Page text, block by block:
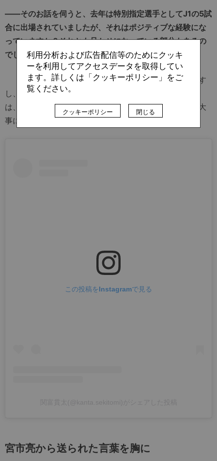
――そのお話を伺うと、去年は特別指定選手としてJ1の5試
合に出場されていましたが、それはポジティブな経験にな
っていますか？それとも足かせになっている部分もあるの
でしょうか？
「どうしても比較されてしまうところはあると思います
し、自分の中でも『去年に比べて……』という1つの基準
は、良い意味でも悪い意味でも持っているので、そこは大
事にしていきたいです」
この投稿をInstagramで見る
宮市亮から送られた言葉を胸に
利用分析および広告配信等のためにクッキ
ーを利用してアクセスデータを取得してい
ます。詳しくは「クッキーポリシー」をご
覧ください。
クッキーポリシー 閉じる